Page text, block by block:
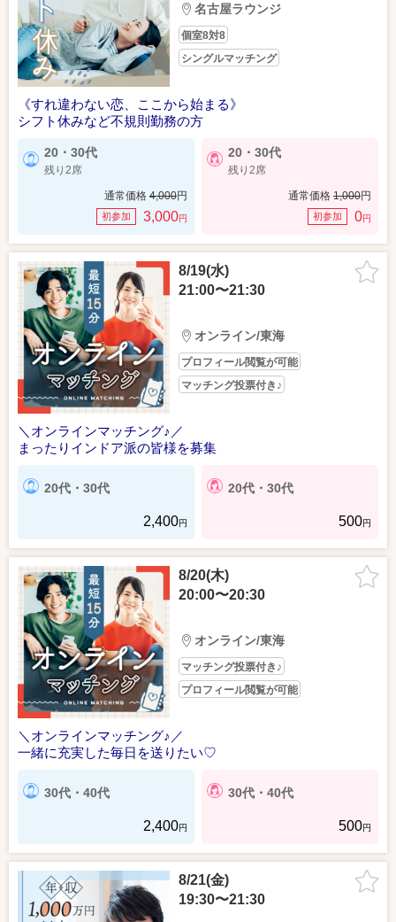
名古屋ラウンジ
個室8対8
シングルマッチング
《すれ違わない恋、ここから始まる》
シフト休みなど不規則勤務の方
20・30代
残り2席
通常価格 4,000円
初参加 3,000円
20・30代
残り2席
通常価格 1,000円
初参加 0円
8/19(水)
21:00〜21:30
オンライン/東海
プロフィール閲覧が可能
マッチング投票付き♪
＼オンラインマッチング♪／
まったりインドア派の皆様を募集
20代・30代
2,400円
20代・30代
500円
8/20(木)
20:00〜20:30
オンライン/東海
マッチング投票付き♪
プロフィール閲覧が可能
＼オンラインマッチング♪／
一緒に充実した毎日を送りたい♡
30代・40代
2,400円
30代・40代
500円
8/21(金)
19:30〜21:30